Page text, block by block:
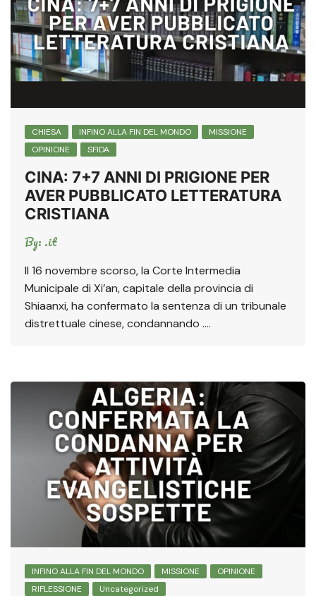
CHIESA INFINO ALLA FIN DEL MONDO
MISSIONE
OPINIONE
SFIDA
CINA: 7+7 ANNI DI PRIGIONE PER
AVER PUBBLICATO LETTERATURA
CRISTIANA
By: .it
Il 16 novembre scorso, la Corte Intermedia
Municipale di Xi’an, capitale della provincia di
Shiaanxi, ha confermato la sentenza di un tribunale
distrettuale cinese, condannando ….
INFINO ALLA FIN DEL MONDO MISSIONE
OPINIONE
RIFLESSIONE
Uncategorized